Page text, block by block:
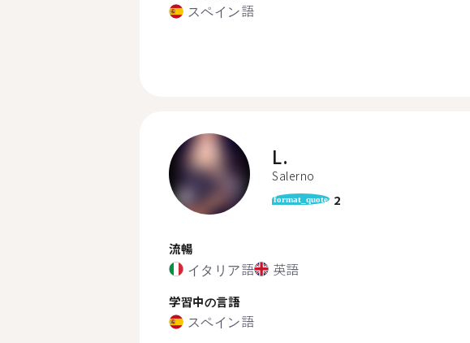
スペイン語
L.
Salerno
format_quote 2
流暢
イタリア語 英語
学習中の言語
スペイン語